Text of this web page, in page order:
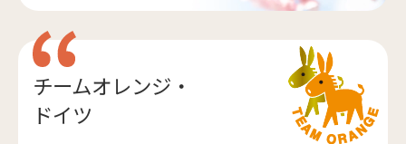
チームオレンジ・
ドイツ